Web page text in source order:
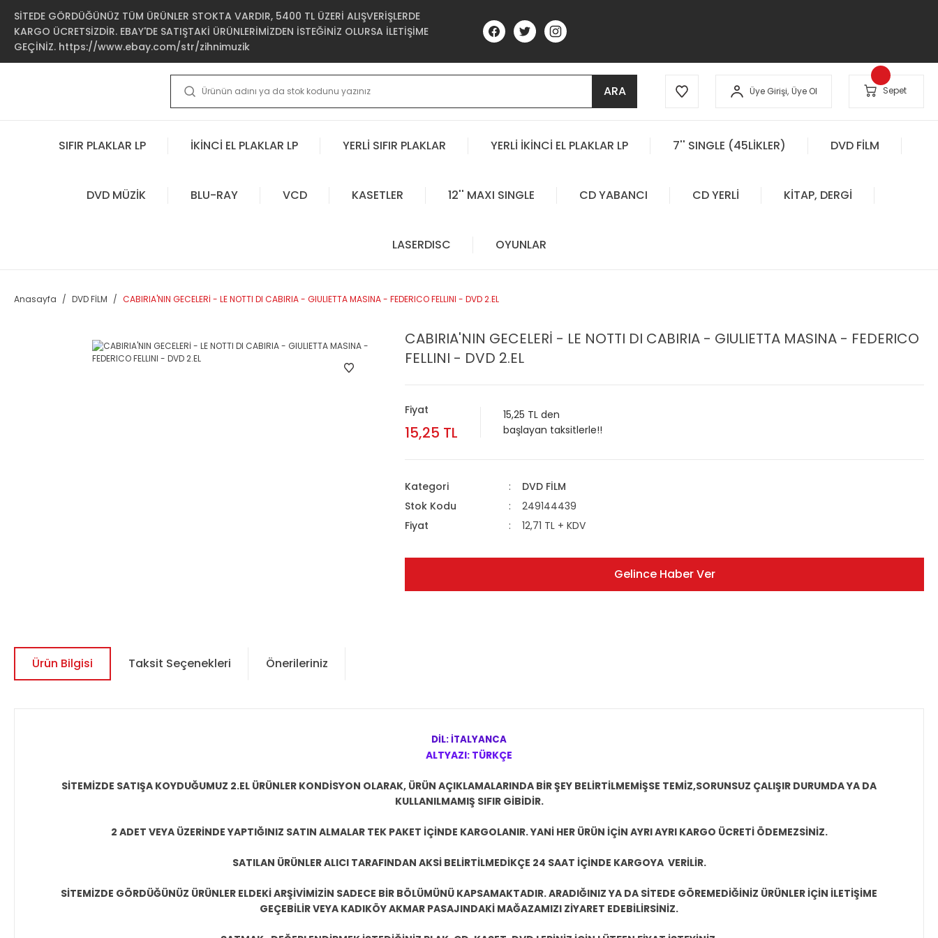
SİTEDE GÖRDÜĞÜNÜZ TÜM ÜRÜNLER STOKTA VARDIR, 5400 TL ÜZERİ ALIŞVERİŞLERDE
KARGO ÜCRETSİZDİR. EBAY'DE SATIŞTAKİ ÜRÜNLERİMİZDEN İSTEĞİNİZ OLURSA İLETİŞİME
GEÇİNİZ. https://www.ebay.com/str/zihnimuzik
ARA Üye Girişi, Üye Ol Sepet
SIFIR PLAKLAR LP İKİNCİ EL PLAKLAR LP YERLİ SIFIR PLAKLAR YERLİ İKİNCİ EL PLAKLAR LP 7'' SINGLE (45LİKLER) DVD FİLM
DVD MÜZİK BLU-RAY VCD KASETLER 12'' MAXI SINGLE CD YABANCI CD YERLİ KİTAP, DERGİ
LASERDISC OYUNLAR
Anasayfa DVD FİLM CABIRIA'NIN GECELERİ - LE NOTTI DI CABIRIA - GIULIETTA MASINA - FEDERICO FELLINI - DVD 2.EL
CABIRIA'NIN GECELERİ - LE NOTTI DI CABIRIA - GIULIETTA MASINA - FEDERICO
FELLINI - DVD 2.EL
Fiyat
15,25 TL
15,25 TL den
başlayan taksitlerle!!
Kategori
DVD FİLM
Stok Kodu
249144439
Fiyat
12,71 TL + KDV
Gelince Haber Ver
Ürün Bilgisi Taksit Seçenekleri Önerileriniz
DİL: İTALYANCA
ALTYAZI: TÜRKÇE
SİTEMİZDE SATIŞA KOYDUĞUMUZ 2.EL ÜRÜNLER KONDİSYON OLARAK, ÜRÜN AÇIKLAMALARINDA BİR ŞEY BELİRTİLMEMİŞSE TEMİZ,SORUNSUZ ÇALIŞIR DURUMDA YA DA
KULLANILMAMIŞ SIFIR GİBİDİR.
2 ADET VEYA ÜZERİNDE YAPTIĞINIZ SATIN ALMALAR TEK PAKET İÇİNDE KARGOLANIR. YANİ HER ÜRÜN İÇİN AYRI AYRI KARGO ÜCRETİ ÖDEMEZSİNİZ.
SATILAN ÜRÜNLER ALICI TARAFINDAN AKSİ BELİRTİLMEDİKÇE 24 SAAT İÇİNDE KARGOYA VERİLİR.
SİTEMİZDE GÖRDÜĞÜNÜZ ÜRÜNLER ELDEKİ ARŞİVİMİZİN SADECE BİR BÖLÜMÜNÜ KAPSAMAKTADIR. ARADIĞINIZ YA DA SİTEDE GÖREMEDİĞİNİZ ÜRÜNLER İÇİN İLETİŞİME
GEÇEBİLİR VEYA KADIKÖY AKMAR PASAJINDAKİ MAĞAZAMIZI ZİYARET EDEBİLİRSİNİZ.